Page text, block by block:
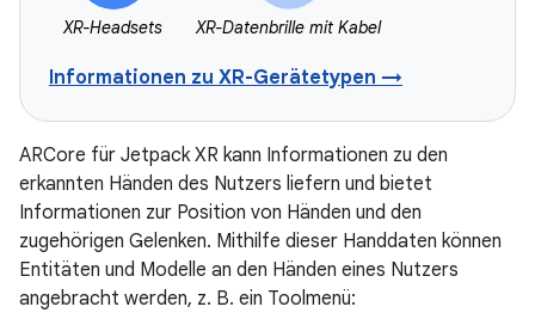
XR-Headsets XR-Datenbrille mit Kabel
Informationen zu XR-Gerätetypen →
ARCore für Jetpack XR kann Informationen zu den
erkannten Händen des Nutzers liefern und bietet
Informationen zur Position von Händen und den
zugehörigen Gelenken. Mithilfe dieser Handdaten können
Entitäten und Modelle an den Händen eines Nutzers
angebracht werden, z. B. ein Toolmenü: